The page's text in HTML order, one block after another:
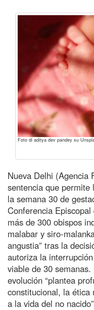
Foto di aditya dev pandey su
Nueva Delhi (Agencia
sentencia que
la semana 30 de
Conferencia
más de 300 obispos
malabar y siro-
angustia” tras la
autoriza la
viable de 30
evolución “plantea
constitucional, la ética
a la vida del no